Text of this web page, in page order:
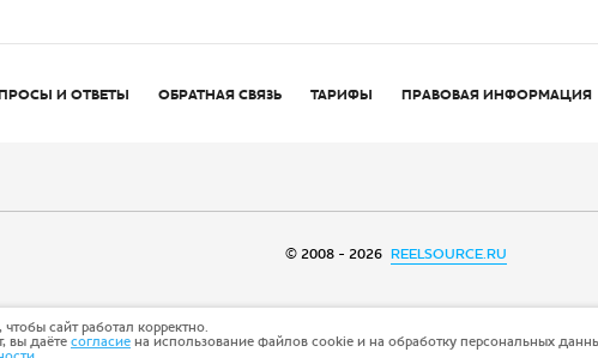
И ОТВЕТЫ ОБРАТНАЯ СВЯЗЬ ТАРИФЫ ПРАВОВАЯ ИНФОРМАЦИЯ
© 2008 - 2026 REELSOURCE.RU
сайт работал корректно.
вы даётесогласиена использование файлов cookie и на обработку персональных